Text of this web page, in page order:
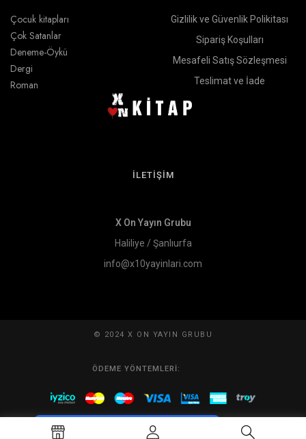
Tek Tıkla Ödeme Kolaylığı
7/24 Canlı Destek
Çocuk kitapları
Çok Satanlar
Deneme-Öykü
Dergi
Roman
Gizlilik ve Güvenlik Polikitası
Sipariş Koşulları
Mesafeli Satış Sözleşmesi
Teslimat ve İade
İLETİŞİM
X On Yayın Grubu
Haliliye / Şanlıurfa
info@x10yayinlari.com
© 2024 X ON YAYIN GRUBU
ÖDEME YÖNTEMLERI: